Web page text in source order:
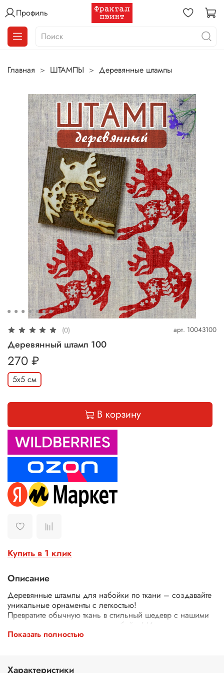
Профиль
Главная ШТАМПЫ Деревянные штампы
(0) арт. 10043100
Деревянный штамп 100
270 ₽
5х5 см
В корзину
Купить в 1 клик
Описание
Деревянные штампы для набойки по ткани – создавайте
уникальные орнаменты с легкостью!
Превратите обычную ткань в стильный шедевр с нашими
деревянными штампами для набойки! Идеально
подходят для декора одежды, текстиля, сумок, скатертей
Экологичные – изготовлены из дерева.
Показать полностью
Характеристики